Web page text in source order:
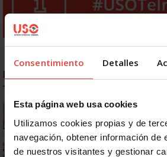
Consentimiento Detalles
Esta página web usa cookies
Utilizamos cookies propias y de
navegación, obtener información de
de nuestros visitantes y gestionar
NOTICIAS MÁS LEÍDAS
Se actualizan las patologías para
Ya os podéis descargar la app de USO